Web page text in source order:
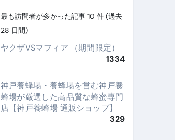
最も訪問者が多かった記事 10 件 (過去
28 日間)
ヤクザVSマフィア （期間限定）
1334
神戸養蜂場・養蜂場を営む神戸養
蜂場が厳選した高品質な蜂蜜専門
店【神戸養蜂場 通販ショップ】
329